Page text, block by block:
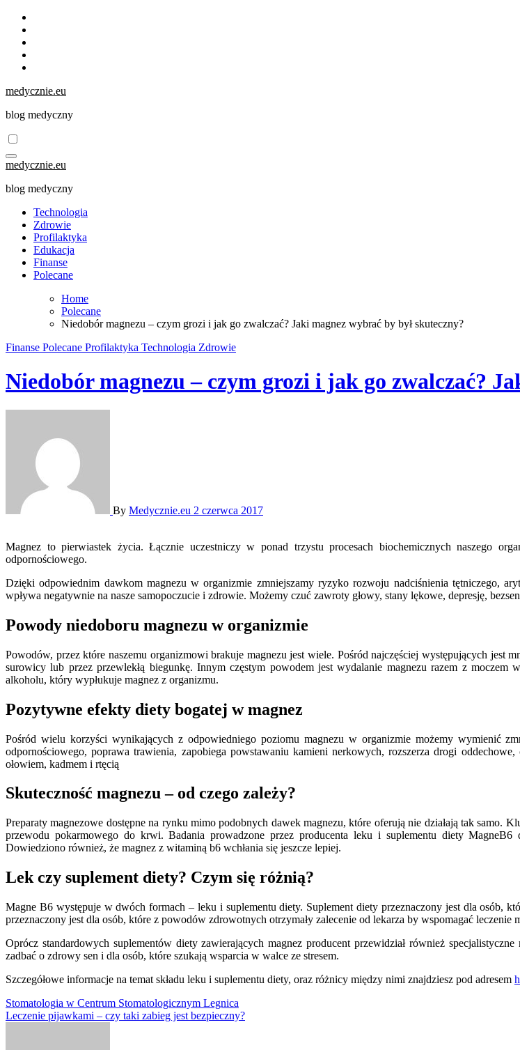
Skip
content
medycznie.eu
blog medyczny
medycznie.eu
blog medyczny
Technologia
Zdrowie
Profilaktyka
Edukacja
Finanse
Polecane
Home
Polecane
Niedobór magnezu – czym grozi i jak go zwalczać? Jaki magnez wybrać by był skuteczny?
Finanse Polecane Profilaktyka Technologia Zdrowie
Niedobór magnezu – czym grozi i jak go zwalczać?
By Medycznie.eu 2 czerwca 2017
Magnez to pierwiastek życia. Łącznie uczestniczy w ponad trzystu procesach biochemicznych naszego organizmu, decydując między innymi o prawidłowej pracy układu nerwowo-mięśniowego i
odpornościowego.
Dzięki odpowiednim dawkom magnezu w organizmie zmniejszamy ryzyko rozwoju nadciśnienia tętniczego,
wpływa negatywnie na nasze samopoczucie i zdrowie. Możemy czuć zawroty głowy, stany lękowe, depresję,
Powody niedoboru magnezu w organizmie
Powodów, przez które naszemu organizmowi brakuje magnezu jest wiele. Pośród najczęściej występujących jest
surowicy lub przez przewlekłą biegunkę. Innym częstym powodem jest wydalanie magnezu razem z
alkoholu, który wypłukuje magnez z organizmu.
Pozytywne efekty diety bogatej w magnez
Pośród wielu korzyści wynikających z odpowiedniego poziomu magnezu w organizmie możemy wymienić
odpornościowego, poprawa trawienia, zapobiega powstawaniu kamieni nerkowych, rozszerza drogi
ołowiem, kadmem i rtęcią
Skuteczność magnezu – od czego zależy?
Preparaty magnezowe dostępne na rynku mimo podobnych dawek magnezu, które oferują nie działają tak samo.
przewodu pokarmowego do krwi. Badania prowadzone przez producenta leku i suplementu diety
Dowiedziono również, że magnez z witaminą b6 wchłania się jeszcze lepiej.
Lek czy suplement diety? Czym się różnią?
Magne B6 występuje w dwóch formach – leku i suplementu diety. Suplement diety przeznaczony jest dla osób,
przeznaczony jest dla osób, które z powodów zdrowotnych otrzymały zalecenie od lekarza by wspomagać leczenie
Oprócz standardowych suplementów diety zawierających magnez producent przewidział również
zadbać o zdrowy sen i dla osób, które szukają wsparcia w walce ze stresem.
Szczegółowe informacje na temat składu leku i suplementu diety, oraz różnicy między nimi znajdziesz pod adresem
Nawigacja
wpisu
Stomatologia w Centrum Stomatologicznym Legnica
Leczenie pijawkami – czy taki zabieg jest bezpieczny?